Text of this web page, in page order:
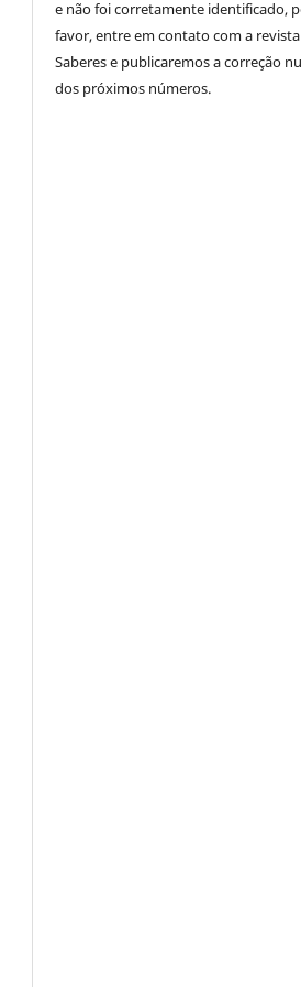
e não foi corretamente identificado,
favor, entre em contato com a revista
Saberes e publicaremos a correção
dos próximos números.